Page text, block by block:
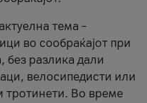
тема –
во сообраќајот при
без разлика дали
велосипедисти или
тротинети. Во време